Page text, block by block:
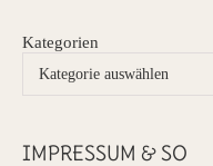
Kategorien
IMPRESSUM & SO